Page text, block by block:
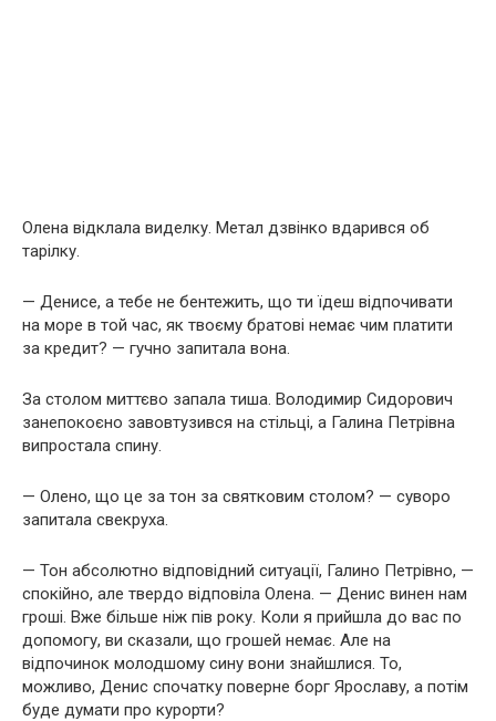
Олена відклала виделку. Метал дзвінко вдарився об
тарілку.
— Денисе, а тебе не бентежить, що ти їдеш відпочивати
на море в той час, як твоєму братові немає чим платити
за кредит? — гучно запитала вона.
За столом миттєво запала тиша. Володимир Сидорович
занепокоєно завовтузився на стільці, а Галина Петрівна
випростала спину.
— Олено, що це за тон за святковим столом? — суворо
запитала свекруха.
— Тон абсолютно відповідний ситуації, Галино Петрівно, —
спокійно, але твердо відповіла Олена. — Денис винен нам
гроші. Вже більше ніж пів року. Коли я прийшла до вас по
допомогу, ви сказали, що грошей немає. Але на
відпочинок молодшому сину вони знайшлися. То,
можливо, Денис спочатку поверне борг Ярославу, а потім
буде думати про курорти?